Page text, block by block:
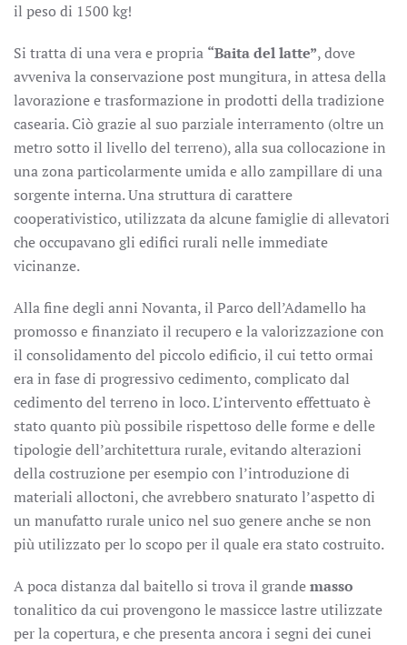
il peso di 1500 kg!
Si tratta di una vera e propria “Baita del latte”, dove
avveniva la conservazione post mungitura, in attesa della
lavorazione e trasformazione in prodotti della tradizione
casearia. Ciò grazie al suo parziale interramento (oltre un
metro sotto il livello del terreno), alla sua collocazione in
una zona particolarmente umida e allo zampillare di una
sorgente interna. Una struttura di carattere
cooperativistico, utilizzata da alcune famiglie di allevatori
che occupavano gli edifici rurali nelle immediate
vicinanze.
Alla fine degli anni Novanta, il Parco dell’Adamello ha
promosso e finanziato il recupero e la valorizzazione con
il consolidamento del piccolo edificio, il cui tetto ormai
era in fase di progressivo cedimento, complicato dal
cedimento del terreno in loco. L’intervento effettuato è
stato quanto più possibile rispettoso delle forme e delle
tipologie dell’architettura rurale, evitando alterazioni
della costruzione per esempio con l’introduzione di
materiali alloctoni, che avrebbero snaturato l’aspetto di
un manufatto rurale unico nel suo genere anche se non
più utilizzato per lo scopo per il quale era stato costruito.
A poca distanza dal baitello si trova il grandemasso
tonalitico da cui provengono le massicce lastre utilizzate
per la copertura, e che presenta ancora i segni dei cunei